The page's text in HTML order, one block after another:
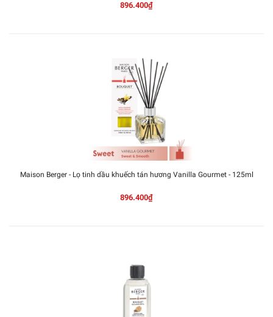
896.400₫
Maison Berger - Lọ tinh dầu khuếch tán hương Vanilla Gourmet - 125ml
896.400₫